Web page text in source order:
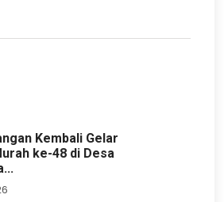
Kembali Gelar
ke-48 di Desa